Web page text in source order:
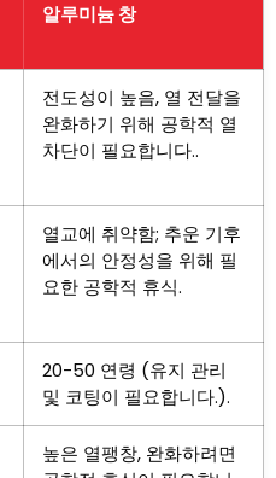
알루미늄 창
전도성이 높음, 열 전달을
완화하기 위해 공학적 열
차단이 필요합니다..
열교에 취약함; 추운 기후
에서의 안정성을 위해 필
요한 공학적 휴식.
20-50 연령 (유지 관리
및 코팅이 필요합니다.).
높은 열팽창, 완화하려면